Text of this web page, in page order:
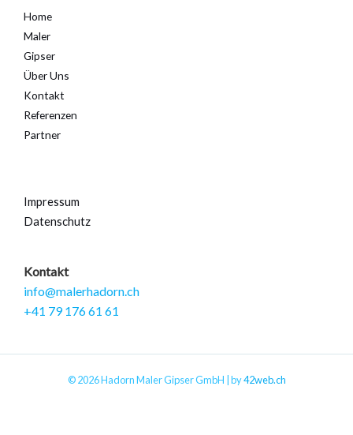
Home
Maler
Gipser
Über Uns
Kontakt
Referenzen
Partner
Impressum
Datenschutz
Kontakt
info@malerhadorn.ch
+41 79 176 61 61
© 2026 Hadorn Maler Gipser GmbH | by42web.ch